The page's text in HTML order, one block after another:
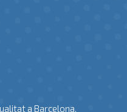
a Barcelona.